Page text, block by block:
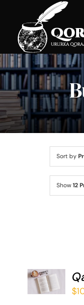
content
Sort by
Show12
ADD TO
BASKET
/
$